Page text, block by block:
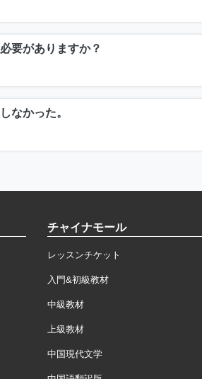
要がありますか？
なかった。
チャイナモール
レッスンチケット
入門&初級教材
中級教材
上級教材
中国現代文学